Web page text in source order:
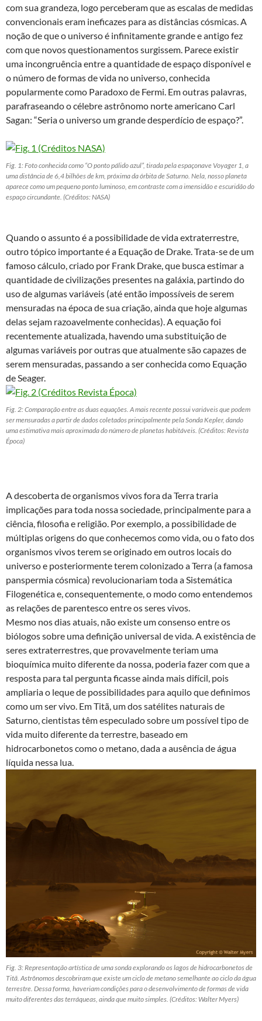
com sua grandeza, logo perceberam que as escalas de medidas
convencionais eram ineficazes para as distâncias cósmicas. A
noção de que o universo é infinitamente grande e antigo fez
com que novos questionamentos surgissem. Parece existir
uma incongruência entre a quantidade de espaço disponível e
o número de formas de vida no universo, conhecida
popularmente como Paradoxo de Fermi. Em outras palavras,
parafraseando o célebre astrônomo norte americano Carl
Sagan: “Seria o universo um grande desperdício de espaço?”.
Fig. 1: Foto conhecida como “O ponto pálido azul”, tirada pela espaçonave Voyager 1, a
uma distância de 6,4 bilhões de km, próxima da órbita de Saturno. Nela, nosso planeta
aparece como um pequeno ponto luminoso, em contraste com a imensidão e escuridão do
espaço circundante. (Créditos: NASA)
Quando o assunto é a possibilidade de vida extraterrestre,
outro tópico importante é a Equação de Drake. Trata-se de um
famoso cálculo, criado por Frank Drake, que busca estimar a
quantidade de civilizações presentes na galáxia, partindo do
uso de algumas variáveis (até então impossíveis de serem
mensuradas na época de sua criação, ainda que hoje algumas
delas sejam razoavelmente conhecidas). A equação foi
recentemente atualizada, havendo uma substituição de
algumas variáveis por outras que atualmente são capazes de
serem mensuradas, passando a ser conhecida como Equação
de Seager.
Fig. 2: Comparação entre as duas equações. A mais recente possui variáveis que podem
ser mensuradas a partir de dados coletados principalmente pela Sonda Kepler, dando
uma estimativa mais aproximada do número de planetas habitáveis. (Créditos: Revista
Época)
A descoberta de organismos vivos fora da Terra traria
implicações para toda nossa sociedade, principalmente para a
ciência, filosofia e religião. Por exemplo, a possibilidade de
múltiplas origens do que conhecemos como vida, ou o fato dos
organismos vivos terem se originado em outros locais do
universo e posteriormente terem colonizado a Terra (a famosa
panspermia cósmica) revolucionariam toda a Sistemática
Filogenética e, consequentemente, o modo como entendemos
as relações de parentesco entre os seres vivos.
Mesmo nos dias atuais, não existe um consenso entre os
biólogos sobre uma definição universal de vida. A existência de
seres extraterrestres, que provavelmente teriam uma
bioquímica muito diferente da nossa, poderia fazer com que a
resposta para tal pergunta ficasse ainda mais difícil, pois
ampliaria o leque de possibilidades para aquilo que definimos
como um ser vivo. Em Titã, um dos satélites naturais de
Saturno, cientistas têm especulado sobre um possível tipo de
vida muito diferente da terrestre, baseado em
hidrocarbonetos como o metano, dada a ausência de água
líquida nessa lua.
Fig. 3: Representação artística de uma sonda explorando os lagos de hidrocarbonetos de
Titã. Astrônomos descobriram que existe um ciclo de metano semelhante ao ciclo da água
terrestre. Dessa forma, haveriam condições para o desenvolvimento de formas de vida
muito diferentes das terráqueas, ainda que muito simples. (Créditos: Walter Myers)